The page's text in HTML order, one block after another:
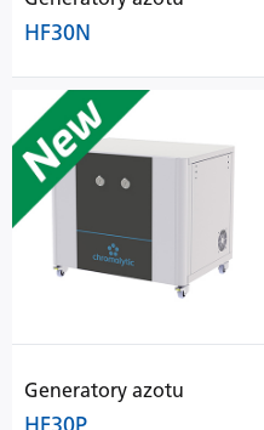
HF30N
Generatory azotu